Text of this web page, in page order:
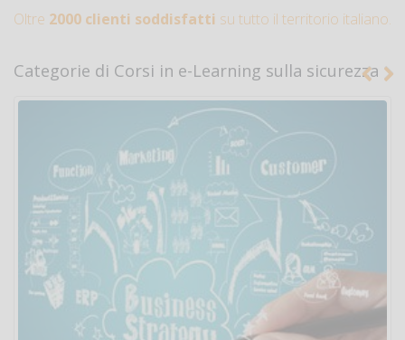
sicurezza sul lavoro
soft skills development
compliance e qualità
Oltre 2000 clienti soddisfatti su tutto il territorio italiano.
Categorie di Corsi in e-Learning sulla sicurezza